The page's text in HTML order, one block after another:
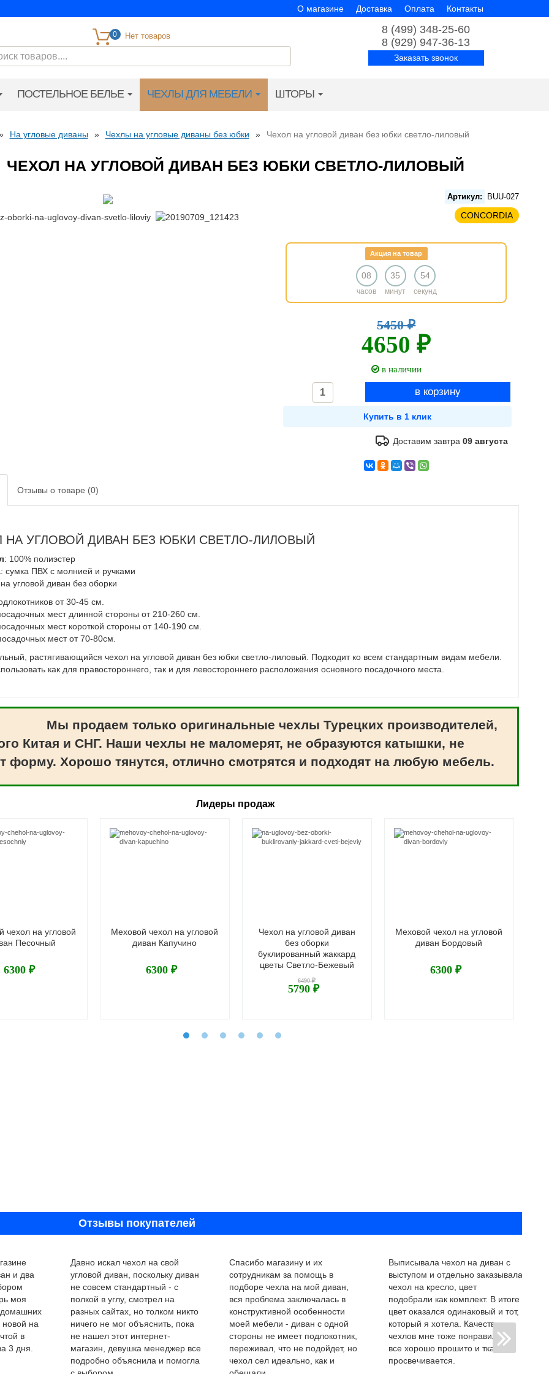
О магазине Доставка Оплата Контакты
0
8 (499) 348-25-60
8 (929) 947-36-13
Заказать звонок
ПОСТЕЛЬНОЕ БЕЛЬЕ ЧЕХЛЫ ДЛЯ МЕБЕЛИ ШТОРЫ
На угловые диваны » Чехлы на угловые диваны без юбки » Чехол на угловой диван без юбки светло-лиловый
ЧЕХОЛ НА УГЛОВОЙ ДИВАН БЕЗ ЮБКИ СВЕТЛО-ЛИЛОВЫЙ
Артикул: BUU-027
CONCORDIA
Акция на товар
08
часов
35
минут
53
секунд
5450 ₽
4650 ₽
в наличии
Доставим завтра09 августа
Отзывы о товаре (0)
НА УГЛОВОЙ ДИВАН БЕЗ ЮБКИ СВЕТЛО-ЛИЛОВЫЙ
: 100% полиэстер
: сумка ПВХ с молнией и ручками
угловой диван без оборки
от 30-45 см.
мест длинной стороны от 210-260 см.
мест короткой стороны от 140-190 см.
мест от 70-80см.
растягивающийся чехол на угловой диван без юбки светло-лиловый. Подходит ко всем стандартным видам мебели.
как для правостороннего, так и для левостороннего расположения основного посадочного места.
Мы продаем только оригинальные чехлы Турецких производителей,
Китая и СНГ. Наши чехлы не маломерят, не образуются катышки, не
форму. Хорошо тянутся, отлично смотрятся и подходят на любую мебель.
Лидеры продаж
чехол на угловой
Песочный
6300 ₽
Меховой чехол на угловой
диван Капучино
6300 ₽
Чехол на угловой диван
без оборки
буклированный жаккард
цветы Светло-Бежевый
6490 ₽
5790 ₽
Меховой чехол на угловой
диван Бордовый
6300 ₽
Отзывы покупателей
и два
моя
новой на
в
3 дня.
Давно искал чехол на свой
угловой диван, поскольку диван
не совсем стандартный - с
полкой в углу, смотрел на
разных сайтах, но толком никто
ничего не мог объяснить, пока
не нашел этот интернет-
магазин, девушка менеджер все
подробно объяснила и помогла
Спасибо магазину и их
сотрудникам за помощь в
подборе чехла на мой диван,
вся проблема заключалась в
конструктивной особенности
моей мебели - диван с одной
стороны не имеет подлокотник,
переживал, что не подойдет, но
чехол сел идеально, как и
Выписывала чехол на диван с
выступом и отдельно заказывала
чехол на кресло, цвет
подобрали как комплект. В итоге
цвет оказался одинаковый и тот,
который я хотела. Качество
чехлов мне тоже понравилось,
все хорошо прошито и ткань не
просвечивается.